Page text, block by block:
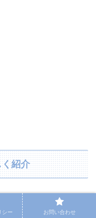
く紹介
シー お問い合わせ